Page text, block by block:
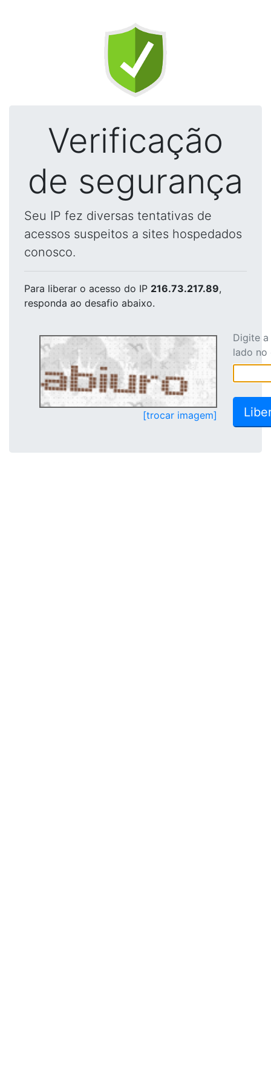
Verificação
de segurança
Seu IP fez diversas tentativas de
acessos suspeitos a sites hospedados
conosco.
Para liberar o acesso do IP 216.73.217.89,
responda ao desafio abaixo.
[trocar imagem]
Digite
lado no